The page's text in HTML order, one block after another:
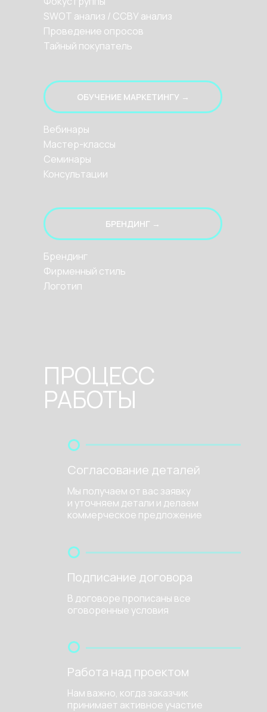
SWOT анализ / ССВУ анализ
Проведение опросов
Тайный покупатель
ПРОЦЕСС
РАБОТЫ
ОБУЧЕНИЕ МАРКЕТИНГУ →
Вебинары
Мастер-классы
Семинары
Консультации
БРЕНДИНГ →
Брендинг
Фирменный стиль
Логотип
Согласование деталей
Мы получаем от вас заявку
и уточняем детали и делаем
коммерческое предложение
Подписание договора
В договоре прописаны все
оговоренные условия
Работа над проектом
Нам важно, когда заказчик
принимает активное участие